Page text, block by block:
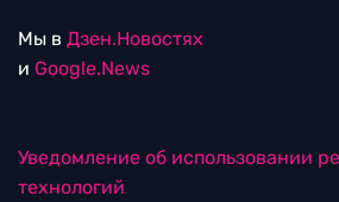
Мы в Дзен.Новостях
и Google.News
Уведомление об использовании
технологий